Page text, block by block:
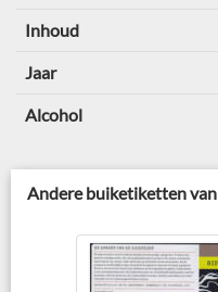
Inhoud
Jaar
Alcohol
Andere buiketiketten van